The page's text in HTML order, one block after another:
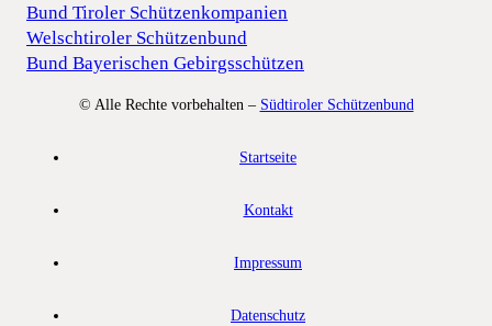
Bund Tiroler Schützenkompanien
Welschtiroler Schützenbund
Bund Bayerischen Gebirgsschützen
© Alle Rechte vorbehalten – Südtiroler Schützenbund
Startseite
Kontakt
Impressum
Datenschutz